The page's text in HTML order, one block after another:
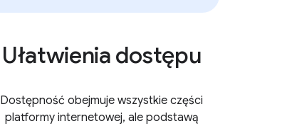
Ułatwienia dostępu
Dostępność obejmuje wszystkie części
platformy internetowej, ale podstawą